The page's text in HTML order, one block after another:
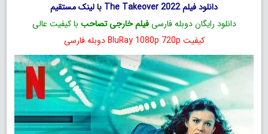
دانلود فیلم The Takeover 2022 با لینک مستقیم
دانلود رایگان دوبله فارسیفیلم خارجی تصاحب با کیفیت عالی
کیفیت BluRay 1080p 720p دوبله فارسی